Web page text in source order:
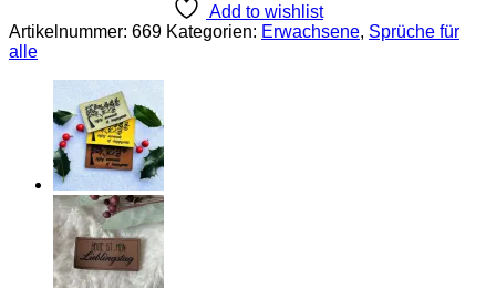
Stars"
Menge
Add to wishlist
Artikelnummer: 669 Kategorien: Erwachsene, Sprüche für
alle